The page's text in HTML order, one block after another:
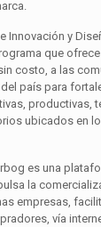
Innovación y
que
costo, a las
país para
productivas,
ubicados en
es una
la
empresas,
vía